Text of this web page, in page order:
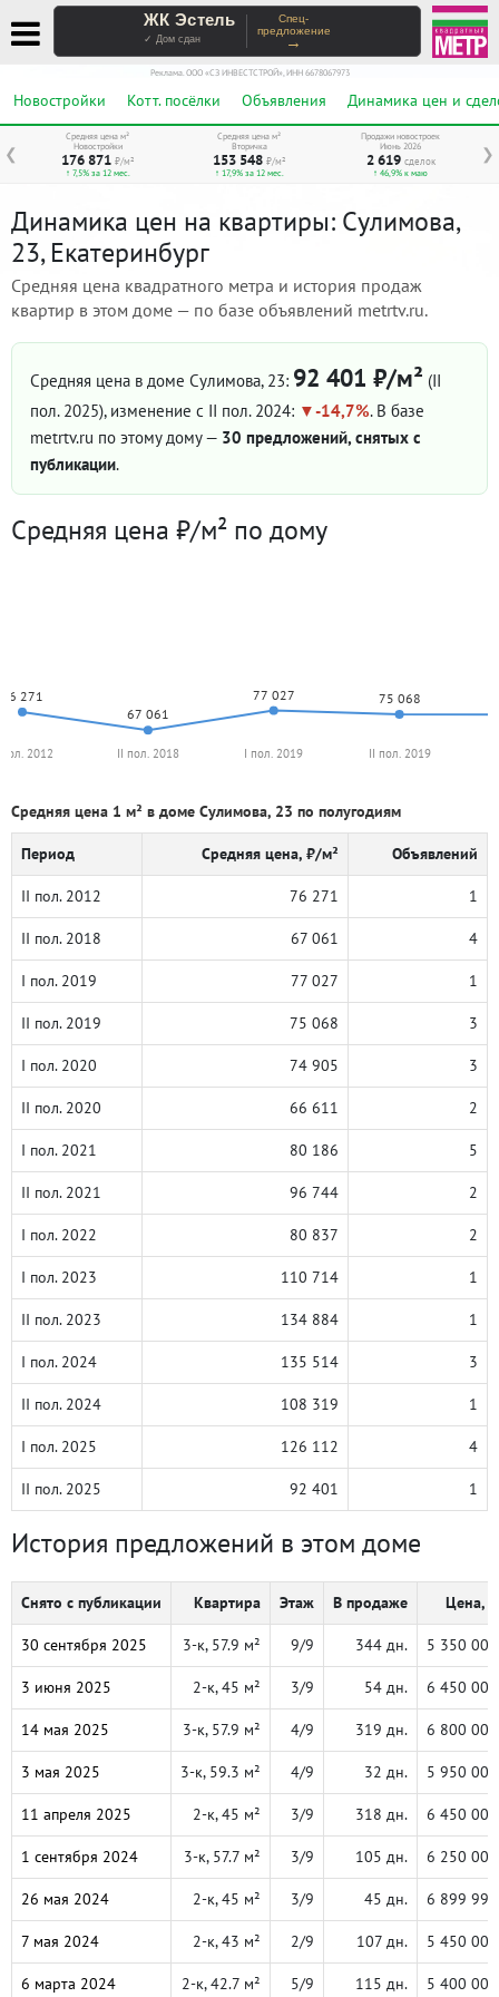
ЖК Эстель
✓ Дом сдан
Спец-
предложение
→
Реклама. ООО «СЗ ИНВЕСТСТРОЙ», ИНН 6678067973
Новостройки Котт. посёлки Объявления Динамика цен и
❮ ❯
Средняя цена м²
Новостройки
176 871 ₽/м²
↑ 7,5% за 12 мес.
Средняя цена м²
Вторичка
153 548 ₽/м²
↑ 17,9% за 12 мес.
Продажи новостроек
Июнь 2026
2 619 сделок
↑ 46,9% к маю
Динамика цен на квартиры: Сулимова,
23, Екатеринбург
Средняя цена квадратного метра и история продаж
квартир в этом доме — по базе объявлений metrtv.ru.
Средняя цена в доме Сулимова, 23: 92 401 ₽/м² (II
пол. 2025), изменение с II пол. 2024: -14,7%. В базе
metrtv.ru по этому дому — 30 предложений, снятых с
публикации.
Средняя цена ₽/м² по дому
76 271
67 061
77 027 75 068
2012 II пол. 2018 I пол. 2019 II пол. 2019
Средняя цена 1 м² в доме Сулимова, 23 по полугодиям
Период Средняя цена, ₽/м² Объявлений
II пол. 2012 76 271 1
II пол. 2018 67 061 4
I пол. 2019 77 027 1
II пол. 2019 75 068 3
I пол. 2020 74 905 3
II пол. 2020 66 611 2
I пол. 2021 80 186 5
II пол. 2021 96 744 2
I пол. 2022 80 837 2
I пол. 2023 110 714 1
II пол. 2023 134 884 1
I пол. 2024 135 514 3
II пол. 2024 108 319 1
I пол. 2025 126 112 4
II пол. 2025 92 401 1
История предложений в этом доме
Снято с публикации Квартира Этаж В продаже Цена, ₽
30 сентября 2025 3-к, 57.9 м² 9/9 344 дн. 5 350 000
3 июня 2025 2-к, 45 м² 3/9 54 дн. 6 450 000
14 мая 2025 3-к, 57.9 м² 4/9 319 дн. 6 800 000
3 мая 2025 3-к, 59.3 м² 4/9 32 дн. 5 950 000
11 апреля 2025 2-к, 45 м² 3/9 318 дн. 6 450 000
1 сентября 2024 3-к, 57.7 м² 3/9 105 дн. 6 250 000
26 мая 2024 2-к, 45 м² 3/9 45 дн. 6 899 999
7 мая 2024 2-к, 43 м² 2/9 107 дн. 5 450 000
6 марта 2024 2-к, 42.7 м² 5/9 115 дн. 5 400 000